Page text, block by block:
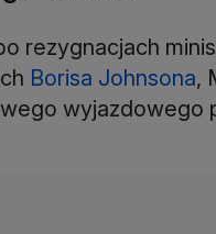
rezygnacjach
Borisa Johnsona,
wyjazdowego